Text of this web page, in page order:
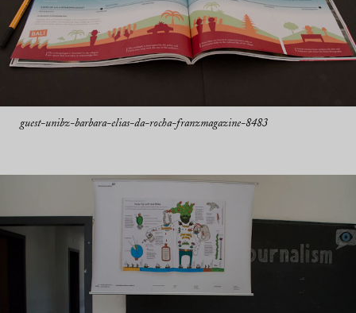
guest-unibz-barbara-elias-da-rocha-franzmagazine-8483